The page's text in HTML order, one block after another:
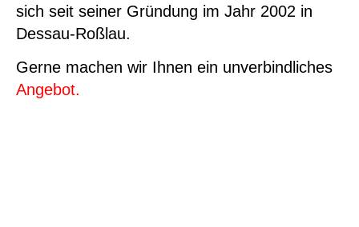
sich seit seiner Gründung im Jahr 2002 in
Dessau-Roßlau.
Gerne machen wir Ihnen ein unverbindliches
Angebot.